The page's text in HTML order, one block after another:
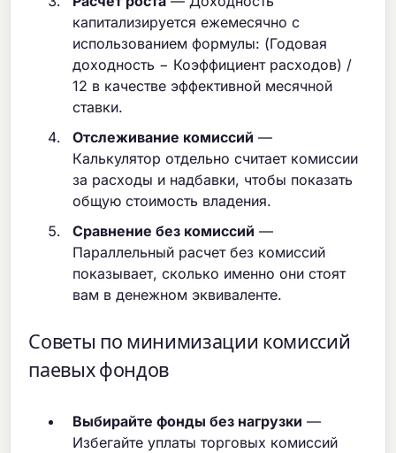
капитализируется ежемесячно с
использованием формулы: (Годовая
доходность − Коэффициент расходов) /
12 в качестве эффективной месячной
ставки.
Отслеживание комиссий —
Калькулятор отдельно считает комиссии
за расходы и надбавки, чтобы показать
общую стоимость владения.
Сравнение без комиссий —
Параллельный расчет без комиссий
показывает, сколько именно они стоят
вам в денежном эквиваленте.
Советы по минимизации комиссий
паевых фондов
Выбирайте фонды без нагрузки —
Избегайте уплаты торговых комиссий